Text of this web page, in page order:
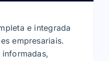
e integrada
empresariais.